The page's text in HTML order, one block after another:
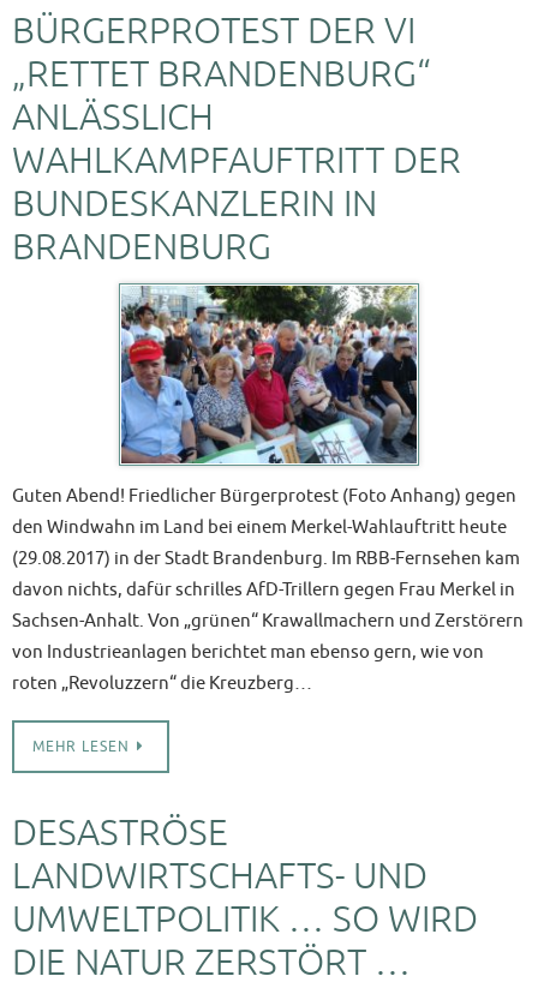
BÜRGERPROTEST DER VI
„RETTET BRANDENBURG“
ANLÄSSLICH
WAHLKAMPFAUFTRITT DER
BUNDESKANZLERIN IN
BRANDENBURG
Guten Abend! Friedlicher Bürgerprotest (Foto Anhang) gegen
den Windwahn im Land bei einem Merkel-Wahlauftritt heute
(29.08.2017) in der Stadt Brandenburg. Im RBB-Fernsehen kam
davon nichts, dafür schrilles AfD-Trillern gegen Frau Merkel in
Sachsen-Anhalt. Von „grünen“ Krawallmachern und Zerstörern
von Industrieanlagen berichtet man ebenso gern, wie von
roten „Revoluzzern“ die Kreuzberg…
MEHR LESEN
DESASTRÖSE
LANDWIRTSCHAFTS- UND
UMWELTPOLITIK … SO WIRD
DIE NATUR ZERSTÖRT …